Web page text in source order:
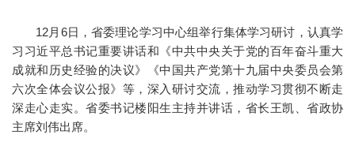
12月6日，省委理论学习中心组举行集体学习研讨，认真学
习习近平总书记重要讲话和《中共中央关于党的百年奋斗重大
成就和历史经验的决议》《中国共产党第十九届中央委员会第
六次全体会议公报》等，深入研讨交流，推动学习贯彻不断走
深走心走实。省委书记楼阳生主持并讲话，省长王凯、省政协
主席刘伟出席。